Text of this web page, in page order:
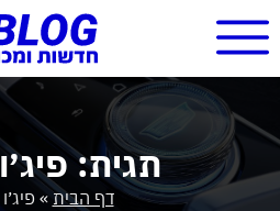
תגית: פיג׳ו 3008
דף הבית »פיג׳ו 3008